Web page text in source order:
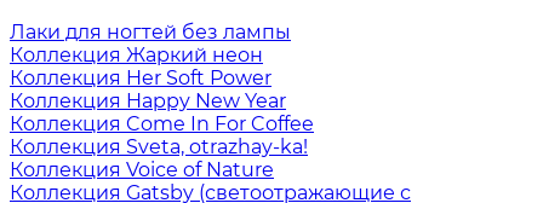
Лаки для ногтей без лампы
Коллекция Жаркий неон
Коллекция Her Soft Power
Коллекция Happy New Year
Коллекция Come In For Coffee
Коллекция Sveta, otrazhay-ka!
Коллекция Voice of Nature
Коллекция Gatsby (светоотражающие с